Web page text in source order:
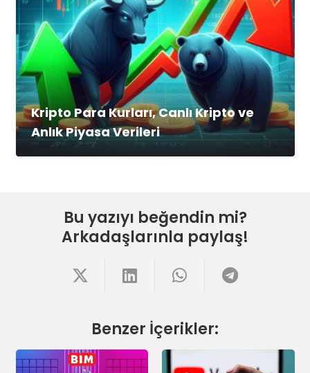
Kripto Para Kurları, Canlı Kripto ve
Anlık Piyasa Verileri
Bu yazıyı beğendin mi?
Arkadaşlarınla paylaş!
Benzer İçerikler: